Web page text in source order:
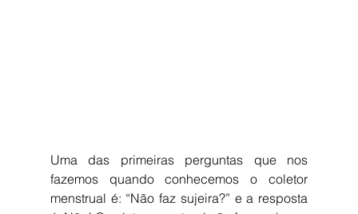
Uma das primeiras perguntas que nos
fazemos quando conhecemos o coletor
menstrual é: “Não faz sujeira?” e a resposta